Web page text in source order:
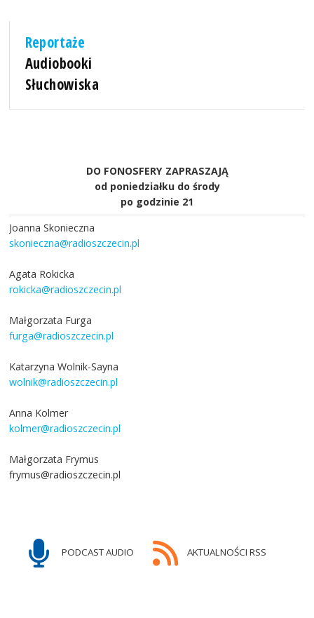
Reportaże
Audiobooki
Słuchowiska
DO FONOSFERY ZAPRASZAJĄ
od poniedziałku do środy
po godzinie 21
Joanna Skonieczna
skonieczna@radioszczecin.pl
Agata Rokicka
rokicka@radioszczecin.pl
Małgorzata Furga
furga@radioszczecin.pl
Katarzyna Wolnik-Sayna
wolnik@radioszczecin.pl
Anna Kolmer
kolmer@radioszczecin.pl
Małgorzata Frymus
frymus@radioszczecin.pl
PODCAST AUDIO AKTUALNOŚCI RSS